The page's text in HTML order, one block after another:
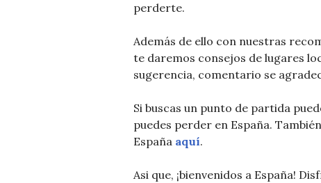
perderte.
Además de ello con nuestras
te daremos consejos de lugares
sugerencia, comentario se
Si buscas un punto de partida
puedes perder en España.
España aquí.
Asi que, ¡bienvenidos a España!